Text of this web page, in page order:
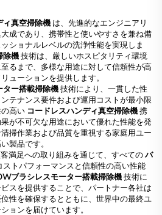
ィ真空掃除機 は、先進的なエンジニアリ
成であり、携帯性と使いやすさを兼ね備
ショナルレベルの洗浄性能を実現しま
除機技術は、厳しいホスピタリティ環境
るまで、多様な用途に対して信頼性が高
ューションを提供します。
ー搭載掃除機技術により、一貫した性
テナンス要件および運用コストが最小限
高い コードレスハンディ真空掃除機携
が不可欠な用途において優れた性能を発
掃作業および品質を重視する家庭用ユー
製品です。
満足への取り組みを通じて、すべてのバ
ストパフォーマンスと信頼性の高い性能
ブラシレスモーター搭載掃除機技術に
スを提供することで、パートナー各社は
性を確保するとともに、世界中の最終ユ
ョンを届けています。